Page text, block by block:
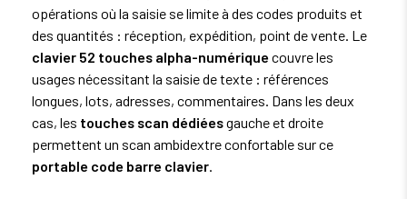
opérations où la saisie se limite à des codes produits et
des quantités : réception, expédition, point de vente. Le
clavier 52 touches alpha-numériquecouvre les
usages nécessitant la saisie de texte : références
longues, lots, adresses, commentaires. Dans les deux
cas, les touches scan dédiéesgauche et droite
permettent un scan ambidextre confortable sur ce
portable code barre clavier